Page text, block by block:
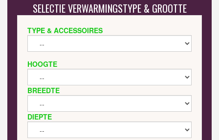
SELECTIE VERWARMINGSTYPE & GROOTTE
TYPE & ACCESSOIRES
HOOGTE
BREEDTE
DIEPTE